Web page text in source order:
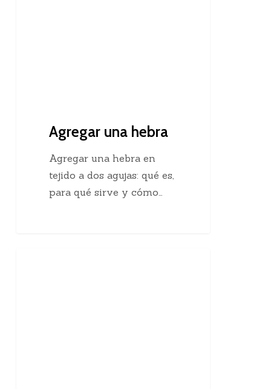
Agregar una hebra
Agregar una hebra en
tejido a dos agujas: qué es,
para qué sirve y cómo…